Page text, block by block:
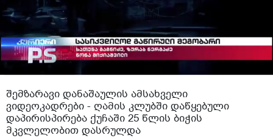
შემზარავი დანაშაულის ამსახველი
ვიდეოკადრები - ღამის კლუბში დაწყებული
დაპირისპირება ქუჩაში 25 წლის ბიჭის
მკვლელობით დასრულდა